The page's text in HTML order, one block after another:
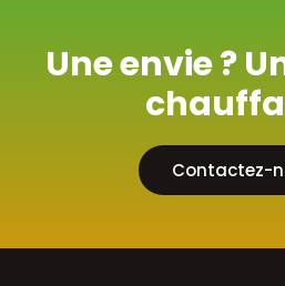
Une envie ?
Contactez-